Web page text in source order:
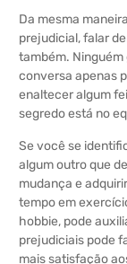
Da mesma
prejudicial, falar
também.
conversa apenas
enaltecer algum
segredo está no
Se você se
algum outro que
mudança e
tempo em
hobbie, pode
prejudiciais pode
mais satisfação